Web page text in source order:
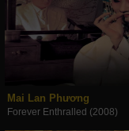
Mai Lan Phương
Forever Enthralled (2008)